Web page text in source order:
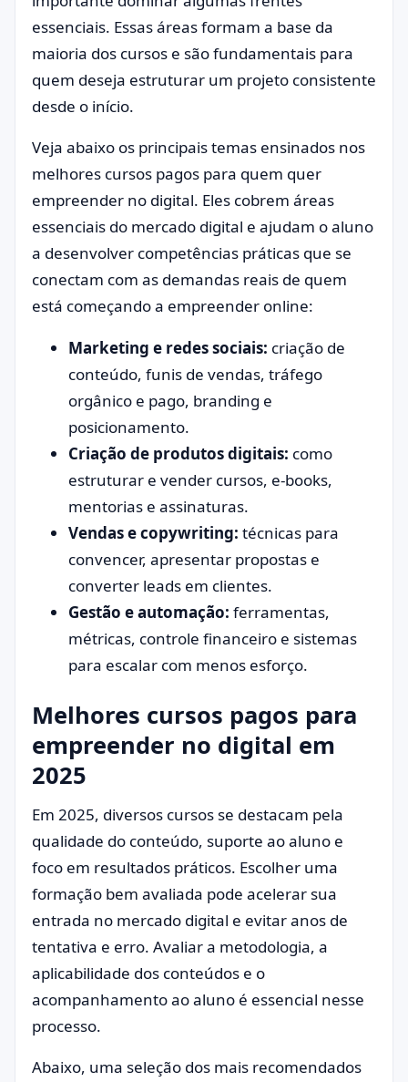
essenciais. Essas áreas formam a base da
maioria dos cursos e são fundamentais para
quem deseja estruturar um projeto consistente
desde o início.
Veja abaixo os principais temas ensinados nos
melhores cursos pagos para quem quer
empreender no digital. Eles cobrem áreas
essenciais do mercado digital e ajudam o aluno
a desenvolver competências práticas que se
conectam com as demandas reais de quem
está começando a empreender online:
Marketing e redes sociais: criação de
conteúdo, funis de vendas, tráfego
orgânico e pago, branding e
posicionamento.
Criação de produtos digitais: como
estruturar e vender cursos, e-books,
mentorias e assinaturas.
Vendas e copywriting: técnicas para
convencer, apresentar propostas e
converter leads em clientes.
Gestão e automação: ferramentas,
métricas, controle financeiro e sistemas
para escalar com menos esforço.
Melhores cursos pagos para
empreender no digital em
2025
Em 2025, diversos cursos se destacam pela
qualidade do conteúdo, suporte ao aluno e
foco em resultados práticos. Escolher uma
formação bem avaliada pode acelerar sua
entrada no mercado digital e evitar anos de
tentativa e erro. Avaliar a metodologia, a
aplicabilidade dos conteúdos e o
acompanhamento ao aluno é essencial nesse
processo.
Abaixo, uma seleção dos mais recomendados